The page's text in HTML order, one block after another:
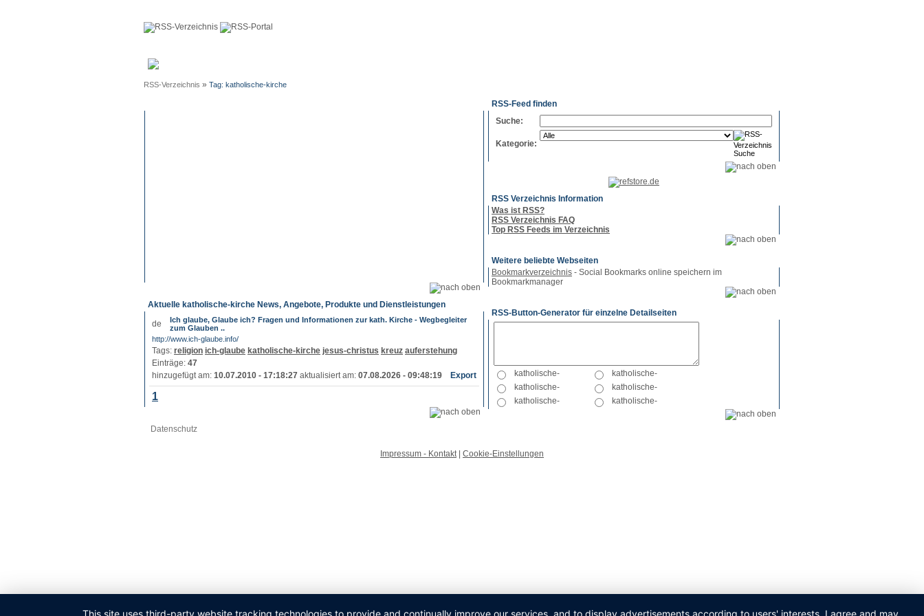
RSS-Verzeichnis » Tag: katholische-kirche
Aktuelle katholische-kirche News, Angebote, Produkte und Dienstleistungen
Ich glaube, Glaube ich? Fragen und Informationen zur kath. Kirche - Wegbegleiter
zum Glauben ..
http://www.ich-glaube.info/
Tags: religion ich-glaube katholische-kirche jesus-christus kreuz auferstehung
Einträge: 47
hinzugefügt am: 10.07.2010 - 17:18:27 aktualisiert am: 07.08.2026 - 09:48:19 Export
1
RSS-Feed finden
Suche:
Kategorie:
RSS Verzeichnis Information
Was ist RSS?
RSS Verzeichnis FAQ
Top RSS Feeds im Verzeichnis
Weitere beliebte Webseiten
Bookmarkverzeichnis - Social Bookmarks online speichern im
Bookmarkmanager
RSS-Button-Generator für einzelne Detailseiten
Datenschutz
Impressum - Kontakt| Cookie-Einstellungen
This site uses third-party website tracking technologies to provide and continually improve our services, and to display advertisements according to users' interests. I agree and may